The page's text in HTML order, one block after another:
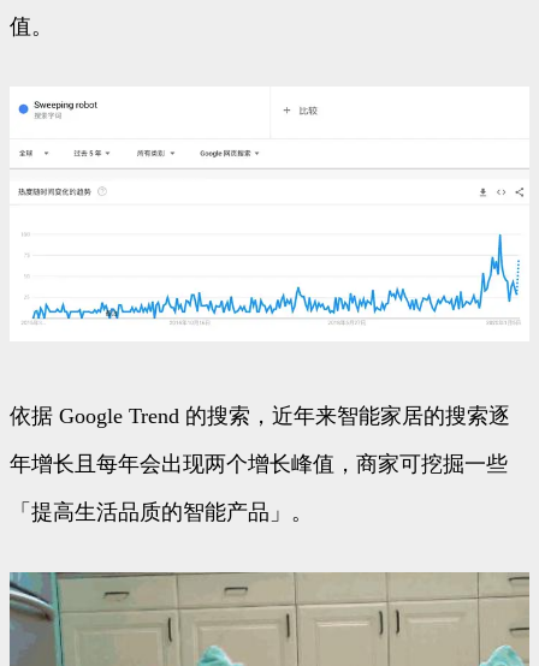
值。
依据 Google Trend 的搜索，近年来智能家居的搜索逐
年增长且每年会出现两个增长峰值，商家可挖掘一些
「提高生活品质的智能产品」。